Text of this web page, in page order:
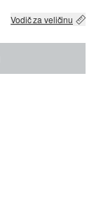
Vodič za veličinu